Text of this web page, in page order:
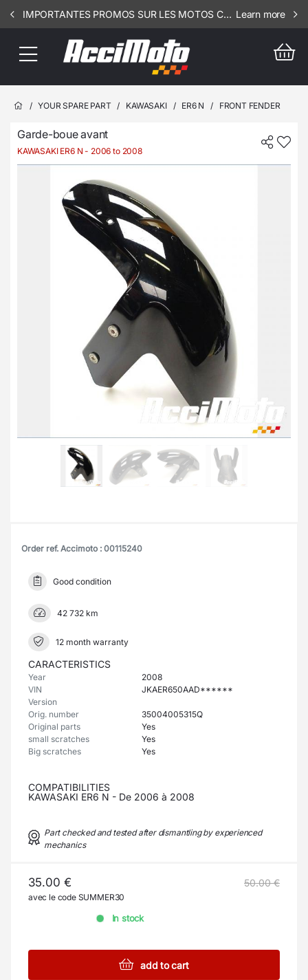
IMPORTANTES PROMOS SUR LES MOTOS COMPLETES !!! CONSULTEZ NOS ANNONCES ----- LIMIT - 30 Learn more
/ YOUR SPARE PART / KAWASAKI / ER6 N / FRONT FENDER
Garde-boue avant
KAWASAKI ER6 N - 2006 to 2008
Order ref. Accimoto : 00115240
Good condition
42 732 km
12 month warranty
CARACTERISTICS
Year
2008
VIN
JKAER650AAD******
Version
Orig. number
35004005315Q
Original parts
Yes
small scratches
Yes
Big scratches
Yes
COMPATIBILITIES
KAWASAKI ER6 N - De 2006 à 2008
Part checked and tested after dismantling by experienced
mechanics
35.00 € 50.00 €
avec le code SUMMER30
In stock
add to cart